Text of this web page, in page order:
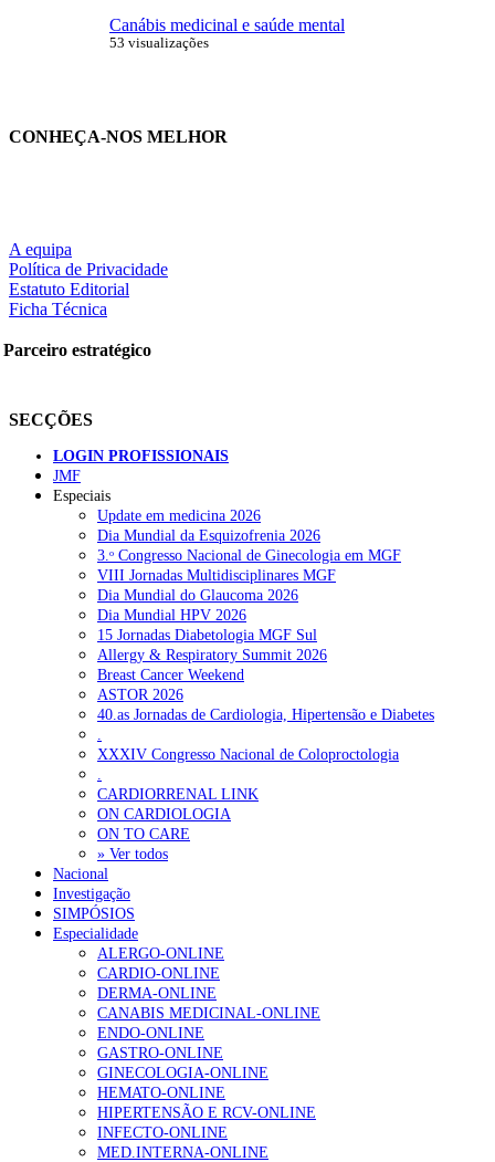
Canábis medicinal e saúde mental
53 visualizações
CONHEÇA-NOS MELHOR
A equipa
Política de Privacidade
Estatuto Editorial
Ficha Técnica
Parceiro estratégico
SECÇÕES
LOGIN PROFISSIONAIS
JMF
Especiais
Update em medicina 2026
Dia Mundial da Esquizofrenia 2026
3.ᵒ Congresso Nacional de Ginecologia em MGF
VIII Jornadas Multidisciplinares MGF
Dia Mundial do Glaucoma 2026
Dia Mundial HPV 2026
15 Jornadas Diabetologia MGF Sul
Allergy & Respiratory Summit 2026
Breast Cancer Weekend
ASTOR 2026
40.as Jornadas de Cardiologia, Hipertensão e Diabetes
XXXIV Congresso Nacional de Coloproctologia
CARDIORRENAL LINK
ON CARDIOLOGIA
ON TO CARE
» Ver todos
Nacional
Investigação
SIMPÓSIOS
Especialidade
ALERGO-ONLINE
CARDIO-ONLINE
DERMA-ONLINE
CANABIS MEDICINAL-ONLINE
ENDO-ONLINE
GASTRO-ONLINE
GINECOLOGIA-ONLINE
HEMATO-ONLINE
HIPERTENSÃO E RCV-ONLINE
INFECTO-ONLINE
MED.INTERNA-ONLINE